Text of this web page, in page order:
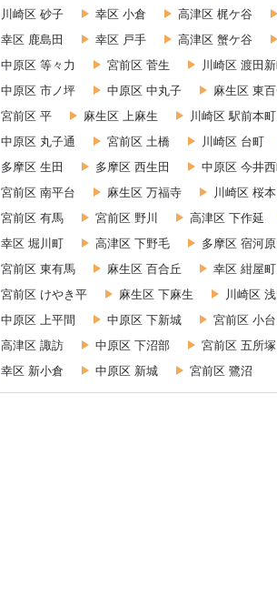
川崎区 砂子
幸区 小倉 高津区 梶ケ谷
幸区 鹿島田
幸区 戸手 高津区 蟹ケ谷
中原区 等々力
宮前区 菅生 川崎区 渡田
中原区 市ノ坪
中原区 中丸子 麻生区 東
宮前区 平
麻生区 上麻生 川崎区 駅前本町
中原区 丸子通
宮前区 土橋 川崎区 台町
多摩区 生田
多摩区 西生田 中原区 今井
宮前区 南平台
麻生区 万福寺 川崎区 桜本
宮前区 有馬
宮前区 野川 高津区 下作延
幸区 堀川町
高津区 下野毛 多摩区 宿河原
宮前区 東有馬
麻生区 百合丘 幸区 紺屋町
宮前区 けやき平
麻生区 下麻生 川崎区
中原区 上平間
中原区 下新城 宮前区 小台
高津区 諏訪
中原区 下沼部 宮前区 五所塚
幸区 新小倉
中原区 新城 宮前区 鷺沼